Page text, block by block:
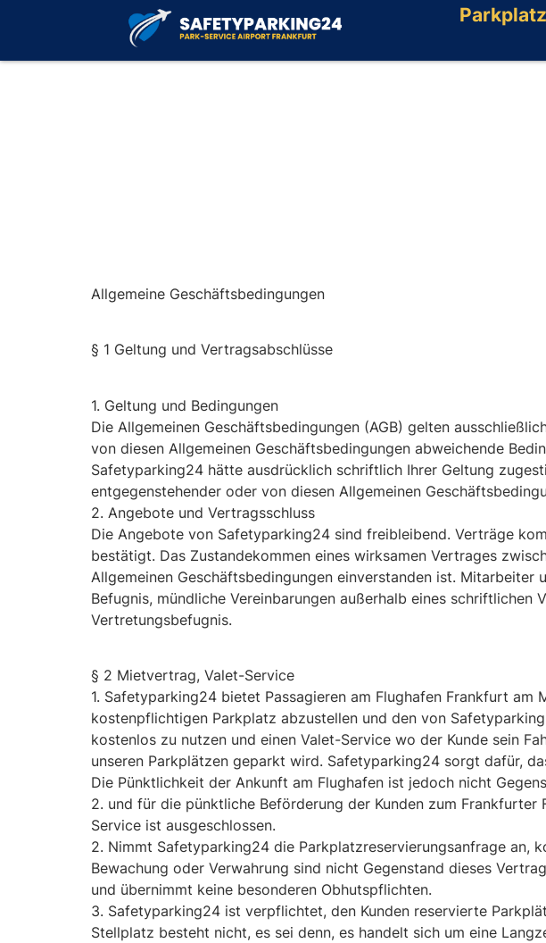
Allgemeine Geschäftsbedingungen
§ 1 Geltung und Vertragsabschlüsse
1. Geltung und Bedingungen
Die Allgemeinen Geschäftsbedingungen (AGB) gelten
von diesen Allgemeinen Geschäftsbedingungen abweichende
Safetyparking24 hätte ausdrücklich schriftlich Ihrer Geltung
entgegenstehender oder von diesen Allgemeinen
2. Angebote und Vertragsschluss
Die Angebote von Safetyparking24 sind freibleibend. Verträge
bestätigt. Das Zustandekommen eines wirksamen Vertrages
Allgemeinen Geschäftsbedingungen einverstanden ist.
Befugnis, mündliche Vereinbarungen außerhalb eines
Vertretungsbefugnis.
§ 2 Mietvertrag, Valet-Service
1. Safetyparking24 bietet Passagieren am Flughafen Frankfurt
kostenpflichtigen Parkplatz abzustellen und den von
kostenlos zu nutzen und einen Valet-Service wo der Kunde sein
unseren Parkplätzen geparkt wird. Safetyparking24 sorgt dafür,
Die Pünktlichkeit der Ankunft am Flughafen ist jedoch nicht
2. und für die pünktliche Beförderung der Kunden zum
Service ist ausgeschlossen.
2. Nimmt Safetyparking24 die Parkplatzreservierungsanfrage an,
Bewachung oder Verwahrung sind nicht Gegenstand dieses
und übernimmt keine besonderen Obhutspflichten.
3. Safetyparking24 ist verpflichtet, den Kunden reservierte
Stellplatz besteht nicht, es sei denn, es handelt sich um eine